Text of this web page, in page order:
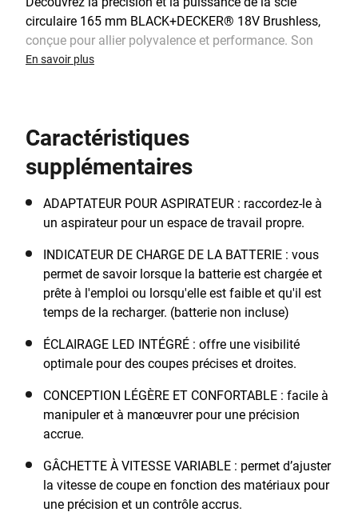
circulaire 165 mm BLACK+DECKER® 18V Brushless,
conçue pour allier polyvalence et performance. Son
moteur Brushless de pointe offre plus de puissance,
coupe réglable (jusqu'à 55 mm à 90° ou 40 mm à 45°)
et à l'inclinaison de 50° pour des coupes en angle
parfaites. La semelle robuste en aluminium et la
des coupes droites et précises à chaque utilisation.
Gardez votre espace de travail propre grâce à
l'adaptateur pour aspirateur et profitez d'une visibilité
optimale de votre ligne de coupe grâce à l'éclairage
LED intégré. La lame TCT 24 dents assure des coupes
précises et de haute qualité, tandis que la clé
rapide et facile. Conçue pour le confort et le contrôle,
la poignée ergonomique et la gâchette à vitesse
variable vous permettent de travailler avec précision
sur tous types de matériaux. Compatible avec le
système POWERCONNECT™ 18V, la batterie amovible
(non incluse) fonctionne avec tous les outils sans fil
BLACK+DECKER® 18V*. Ce produit est fourni avec un
guide parallèle.
En savoir plus
Caractéristiques
supplémentaires
ADAPTATEUR POUR ASPIRATEUR : raccordez-le à
un aspirateur pour un espace de travail propre.
INDICATEUR DE CHARGE DE LA BATTERIE : vous
permet de savoir lorsque la batterie est chargée et
prête à l'emploi ou lorsqu'elle est faible et qu'il est
temps de la recharger. (batterie non incluse)
ÉCLAIRAGE LED INTÉGRÉ : offre une visibilité
optimale pour des coupes précises et droites.
CONCEPTION LÉGÈRE ET CONFORTABLE : facile à
manipuler et à manœuvrer pour une précision
accrue.
GÂCHETTE À VITESSE VARIABLE : permet d’ajuster
la vitesse de coupe en fonction des matériaux pour
une précision et un contrôle accrus.